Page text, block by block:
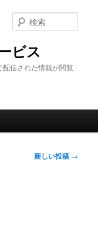
ビス
信された情報が閲覧
索
新しい投稿 →